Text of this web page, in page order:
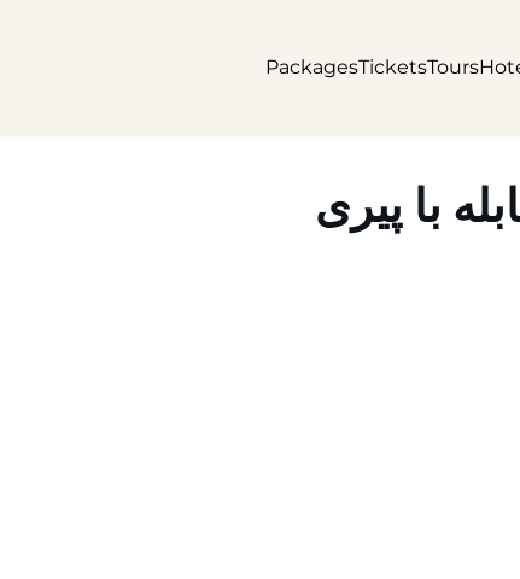
Tours
Tickets
Packages
با پیری